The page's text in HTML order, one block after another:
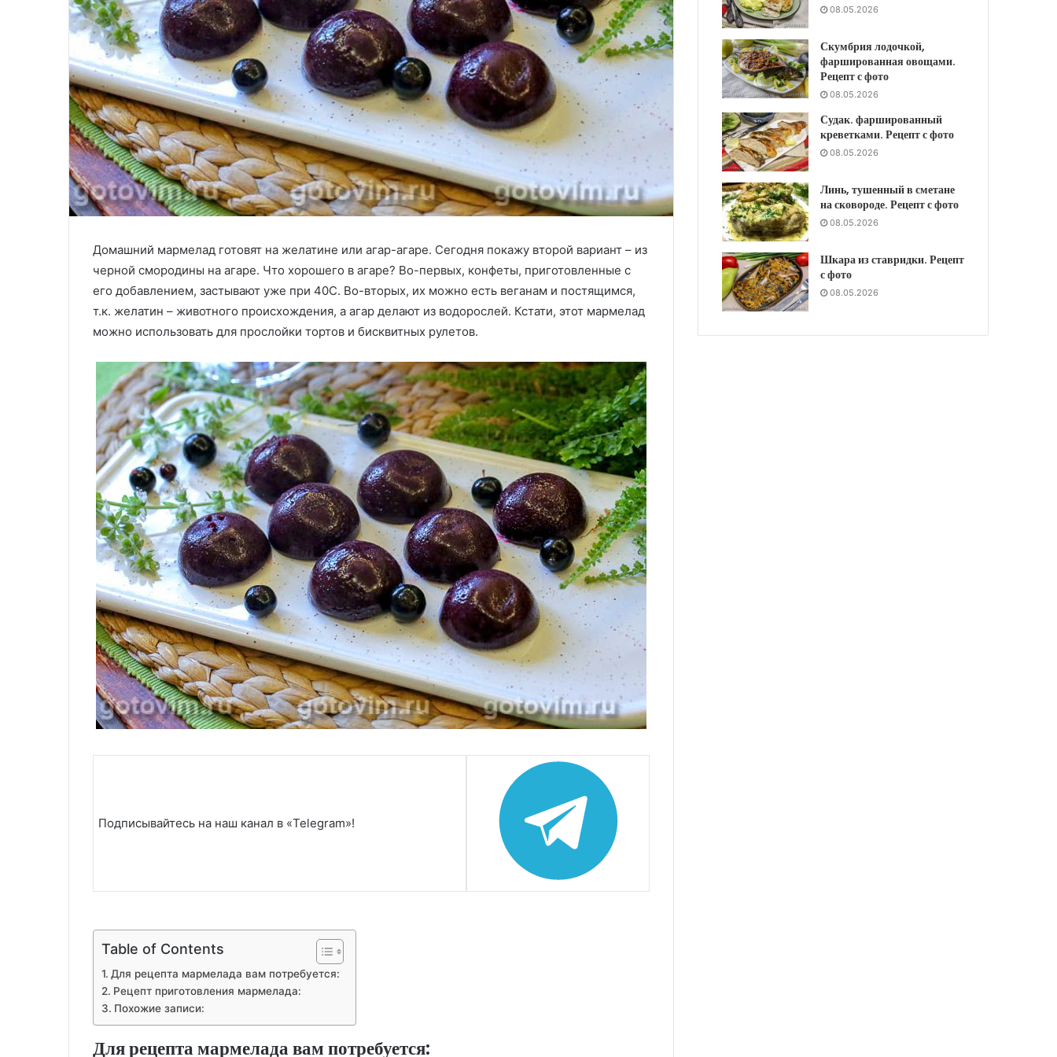
Домашний мармелад готовят на желатине или агар-агаре. Сегодня покажу второй вариант – из
черной смородины на агаре. Что хорошего в агаре? Во-первых, конфеты, приготовленные с
его добавлением, застывают уже при 40С. Во-вторых, их можно есть веганам и постящимся,
т.к. желатин – животного происхождения, а агар делают из водорослей. Кстати, этот мармелад
можно использовать для прослойки тортов и бисквитных рулетов.
Подписывайтесь на наш канал в «Telegram»!
Table of Contents
Для рецепта мармелада вам потребуется:
Рецепт приготовления мармелада:
Похожие записи:
Для рецепта мармелада вам потребуется:
08.05.2026
Скумбрия лодочкой,
фаршированная овощами.
Рецепт с фото
08.05.2026
Судак. фаршированный
креветками. Рецепт с фото
08.05.2026
Линь, тушенный в сметане
на сковороде. Рецепт с фото
08.05.2026
Шкара из ставридки. Рецепт
с фото
08.05.2026